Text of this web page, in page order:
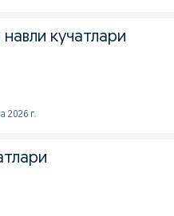
кучатлари
2026 г.